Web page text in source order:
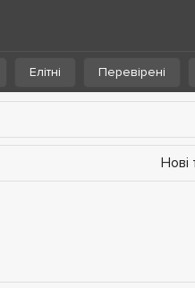
Елітні Перевірені
Нові